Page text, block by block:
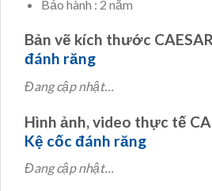
Bảo hành : 2 năm
Bản vẽ kích thước
đánh răng
Đang cập nhật…
Hình ảnh, video thực tế
Kệ cốc đánh răng
Đang cập nhật…